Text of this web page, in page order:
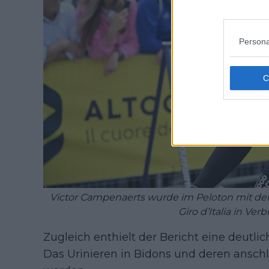
Victor Campenaerts wurde im Peloton mit
Giro d’Italia in
Zugleich enthielt der Bericht eine
Das Urinieren in Bidons und deren